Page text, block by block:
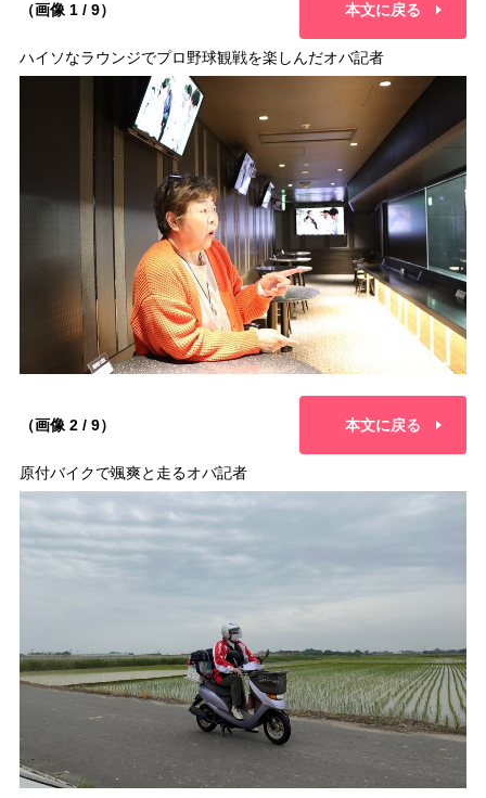
（画像 1 / 9） 本文に戻る
ハイソなラウンジでプロ野球観戦を楽しんだオバ記者
（画像 2 / 9） 本文に戻る
原付バイクで颯爽と走るオバ記者